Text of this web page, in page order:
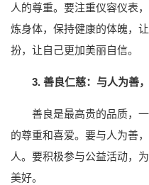
人的尊重。要注重仪容仪表
炼身体，保持健康的体魄，
扮，让自己更加美丽自信。
3. 善良仁慈：与人为善
善良是最高贵的品质，
的尊重和喜爱。要与人为善
人。要积极参与公益活动，
美好。